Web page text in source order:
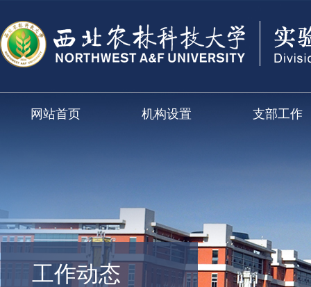
网站首页 机构设置 支部工作
工作动态